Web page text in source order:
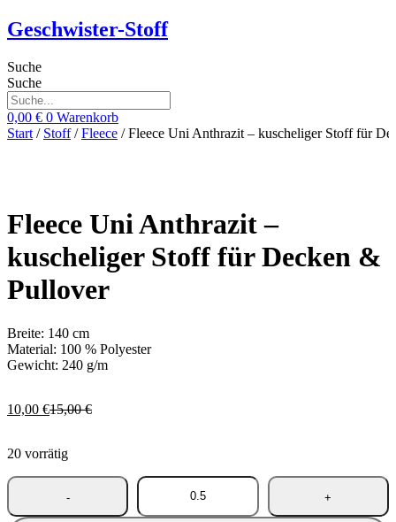
Zum
Inhalt
Geschwister-Stoff
Suche
Suche
0,00 € 0 Warenkorb
Start / Stoff/Fleece / Fleece Uni Anthrazit – kuscheliger Stoff für
Fleece Uni Anthrazit –
kuscheliger Stoff für Decken &
Pullover
Breite: 140 cm
Material: 100 % Polyester
Gewicht: 240 g/m
15,00€
Ursprünglicher
15,00 €
10,00 €
Aktueller
10,00 €.
20 vorrätig